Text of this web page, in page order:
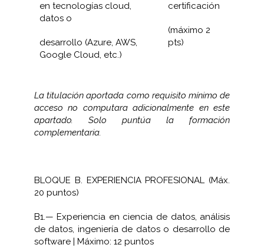
en tecnologías cloud,
datos o
desarrollo (Azure, AWS,
Google Cloud, etc.)
certificación
(máximo 2
pts)
La titulación aportada como requisito mínimo de
acceso no computara adicionalmente en este
apartado. Solo puntúa la formación
complementaria.
BLOQUE B. EXPERIENCIA PROFESIONAL (Máx.
20 puntos)
B1.— Experiencia en ciencia de datos, análisis
de datos, ingeniería de datos o desarrollo de
software | Máximo: 12 puntos